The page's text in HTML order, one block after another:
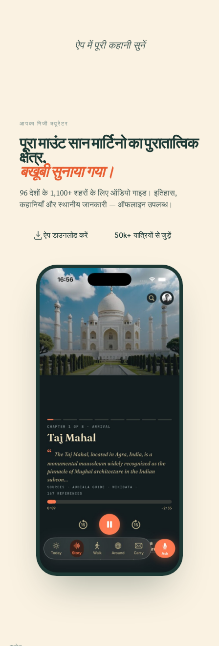
ऐप में पूरी कहानी सुनें
आपका निजी क्यूरेटर
पूरा माउंट सान मार्टिनो का पुरातात्विक
क्षेत्र,
बखूबी सुनाया गया।
96 देशों के 1,100+ शहरों के लिए ऑडियो गाइड। इतिहास,
कहानियाँ और स्थानीय जानकारी — ऑफलाइन उपलब्ध।
ऐप डाउनलोड करें 50k+ यात्रियों से जुड़ें